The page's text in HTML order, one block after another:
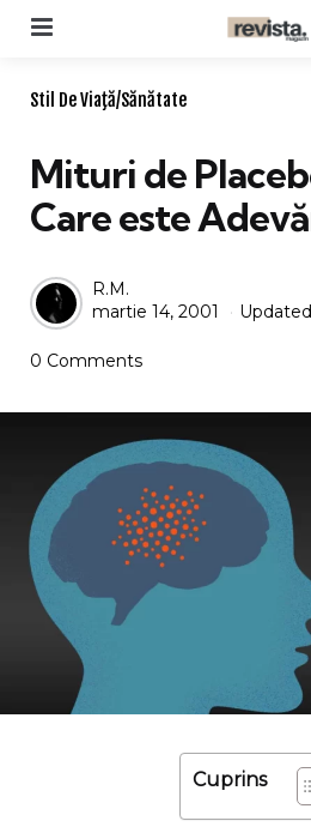
Categories
Stil De Viaţă/Sănătate
Mituri de
Care este
Posted
by
R.M.
martie 14, 2001
Updated
0 Comments
Cuprins